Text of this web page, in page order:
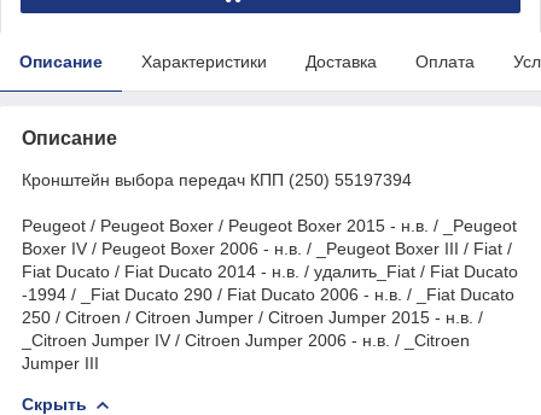
Описание Характеристики Доставка Оплата
Описание
Кронштейн выбора передач КПП (250) 55197394
Peugeot / Peugeot Boxer / Peugeot Boxer 2015 - н.в. / _Peugeot
Boxer IV / Peugeot Boxer 2006 - н.в. / _Peugeot Boxer III / Fiat /
Fiat Ducato / Fiat Ducato 2014 - н.в. / удалить_Fiat / Fiat Ducato
-1994 / _Fiat Ducato 290 / Fiat Ducato 2006 - н.в. / _Fiat Ducato
250 / Citroen / Citroen Jumper / Citroen Jumper 2015 - н.в. /
_Citroen Jumper IV / Citroen Jumper 2006 - н.в. / _Citroen
Jumper III
Скрыть